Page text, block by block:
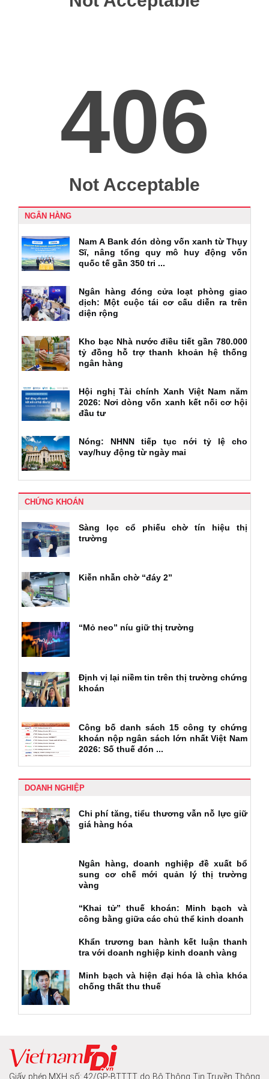
NGÂN HÀNG
Nam A Bank đón dòng vốn xanh từ Thụy
Sĩ, nâng tổng quy mô huy động vốn
quốc tế gần 350 tri ...
Ngân hàng đóng cửa loạt phòng giao
dịch: Một cuộc tái cơ cấu diễn ra trên
diện rộng
Kho bạc Nhà nước điều tiết gần 780.000
tỷ đồng hỗ trợ thanh khoản hệ thống
ngân hàng
Hội nghị Tài chính Xanh Việt Nam năm
2026: Nơi dòng vốn xanh kết nối cơ hội
đầu tư
Nóng: NHNN tiếp tục nới tỷ lệ cho
vay/huy động từ ngày mai
CHỨNG KHOÁN
Sàng lọc cổ phiếu chờ tín hiệu thị
trường
Kiễn nhẫn chờ “đáy 2”
“Mỏ neo” níu giữ thị trường
Định vị lại niềm tin trên thị trường chứng
khoán
Công bố danh sách 15 công ty chứng
khoán nộp ngân sách lớn nhất Việt Nam
2026: Số thuế đón ...
DOANH NGHIỆP
Chi phí tăng, tiểu thương vẫn nỗ lực giữ
giá hàng hóa
Ngân hàng, doanh nghiệp đề xuất bổ
sung cơ chế mới quản lý thị trường
vàng
“Khai tử” thuế khoán: Minh bạch và
công bằng giữa các chủ thể kinh doanh
Khẩn trương ban hành kết luận thanh
tra với doanh nghiệp kinh doanh vàng
Minh bạch và hiện đại hóa là chìa khóa
chống thất thu thuế
Giấy phép MXH số: 42/GP-BTTTT do Bộ Thông Tin Truyền Thông